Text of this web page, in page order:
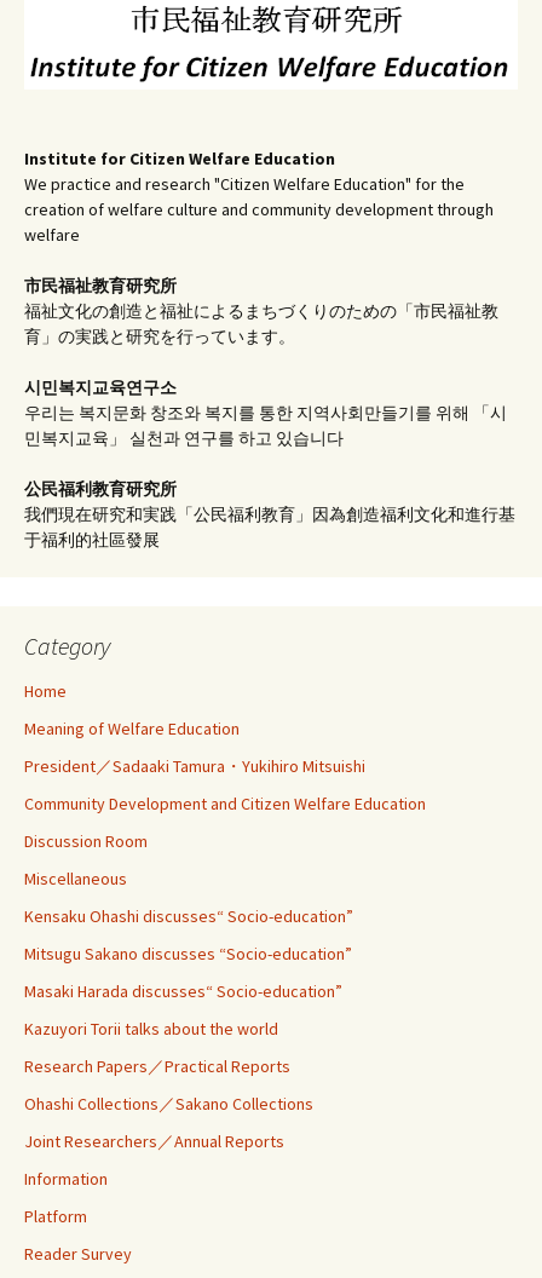
Institute for Citizen Welfare Education
We practice and research "Citizen Welfare Education" for the
creation of welfare culture and community development through
welfare
市民福祉教育研究所
福祉文化の創造と福祉によるまちづくりのための「市民福祉教
育」の実践と研究を行っています。
시민복지교육연구소
우리는 복지문화 창조와 복지를 통한 지역사회만들기를 위해 「시
민복지교육」 실천과 연구를 하고 있습니다
公民福利教育研究所
我們現在研究和実践「公民福利教育」因為創造福利文化和進行基
于福利的社區發展
Category
Home
Meaning of Welfare Education
President／Sadaaki Tamura・Yukihiro Mitsuishi
Community Development and Citizen Welfare Education
Discussion Room
Miscellaneous
Kensaku Ohashi discusses“ Socio-education”
Mitsugu Sakano discusses “Socio-education”
Masaki Harada discusses“ Socio-education”
Kazuyori Torii talks about the world
Research Papers／Practical Reports
Ohashi Collections／Sakano Collections
Joint Researchers／Annual Reports
Information
Platform
Reader Survey